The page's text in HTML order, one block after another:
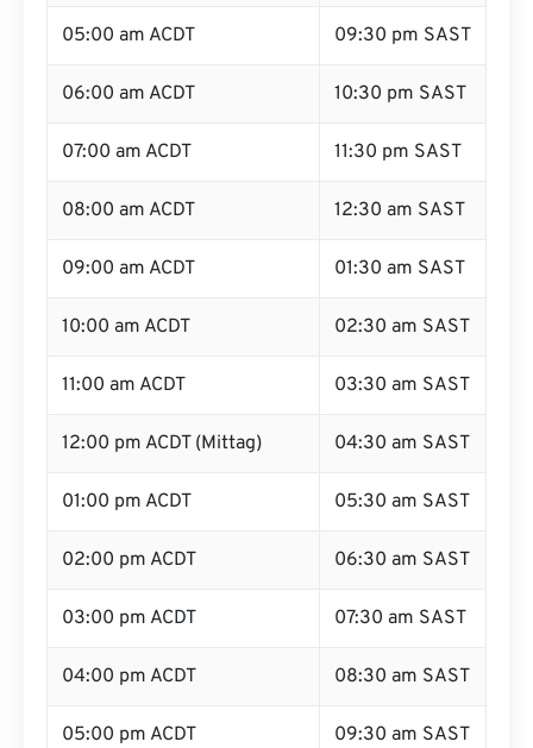
05:00 am ACDT 09:30 pm SAST
06:00 am ACDT 10:30 pm SAST
07:00 am ACDT 11:30 pm SAST
08:00 am ACDT 12:30 am SAST
09:00 am ACDT 01:30 am SAST
10:00 am ACDT 02:30 am SAST
11:00 am ACDT 03:30 am SAST
12:00 pm ACDT (Mittag) 04:30 am SAST
01:00 pm ACDT 05:30 am SAST
02:00 pm ACDT 06:30 am SAST
03:00 pm ACDT 07:30 am SAST
04:00 pm ACDT 08:30 am SAST
05:00 pm ACDT 09:30 am SAST